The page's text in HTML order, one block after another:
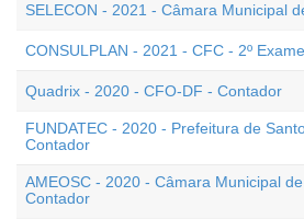
SELECON - 2021 - Câmara Municipal
CONSULPLAN - 2021 - CFC - 2º Exame
Quadrix - 2020 - CFO-DF - Contador
FUNDATEC - 2020 - Prefeitura de
Contador
AMEOSC - 2020 - Câmara Municipal
Contador